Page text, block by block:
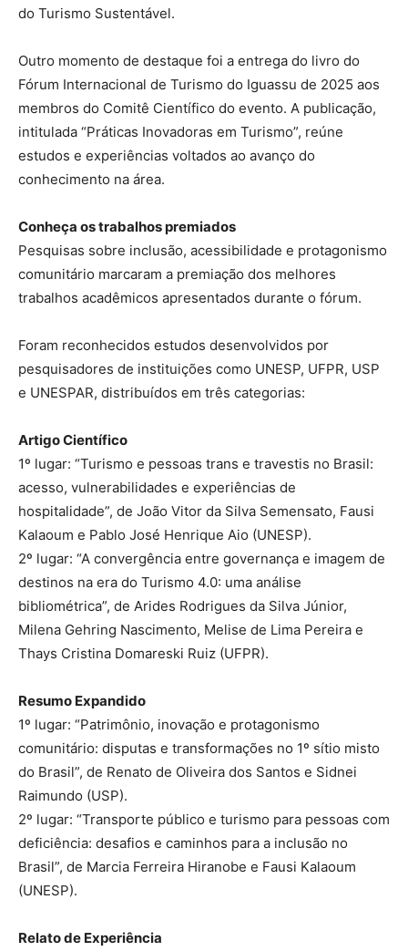
do Turismo Sustentável.
Outro momento de destaque foi a entrega do livro do
Fórum Internacional de Turismo do Iguassu de 2025 aos
membros do Comitê Científico do evento. A publicação,
intitulada “Práticas Inovadoras em Turismo”, reúne
estudos e experiências voltados ao avanço do
conhecimento na área.
Conheça os trabalhos premiados
Pesquisas sobre inclusão, acessibilidade e protagonismo
comunitário marcaram a premiação dos melhores
trabalhos acadêmicos apresentados durante o fórum.
Foram reconhecidos estudos desenvolvidos por
pesquisadores de instituições como UNESP, UFPR, USP
e UNESPAR, distribuídos em três categorias:
Artigo Científico
1º lugar: “Turismo e pessoas trans e travestis no Brasil:
acesso, vulnerabilidades e experiências de
hospitalidade”, de João Vitor da Silva Semensato, Fausi
Kalaoum e Pablo José Henrique Aio (UNESP).
2º lugar: “A convergência entre governança e imagem de
destinos na era do Turismo 4.0: uma análise
bibliométrica”, de Arides Rodrigues da Silva Júnior,
Milena Gehring Nascimento, Melise de Lima Pereira e
Thays Cristina Domareski Ruiz (UFPR).
Resumo Expandido
1º lugar: “Patrimônio, inovação e protagonismo
comunitário: disputas e transformações no 1º sítio misto
do Brasil”, de Renato de Oliveira dos Santos e Sidnei
Raimundo (USP).
2º lugar: “Transporte público e turismo para pessoas com
deficiência: desafios e caminhos para a inclusão no
Brasil”, de Marcia Ferreira Hiranobe e Fausi Kalaoum
(UNESP).
Relato de Experiência